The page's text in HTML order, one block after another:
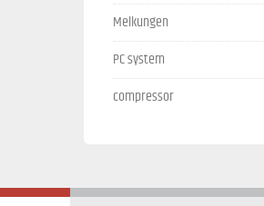
Melkungen
PC system
compressor